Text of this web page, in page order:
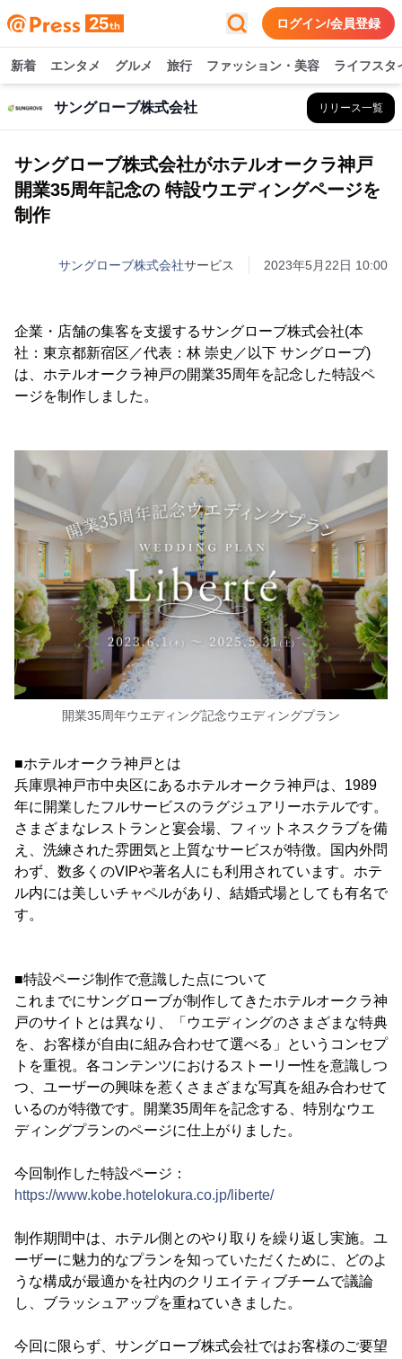
ログイン/会員登録
新着 エンタメ グルメ 旅行 ファッション・美容 ライフスタ
サングローブ株式会社 リリース一覧
サングローブ株式会社がホテルオークラ神戸
開業35周年記念の 特設ウエディングページを
制作
サングローブ株式会社サービス 2023年5月22日 10:00
企業・店舗の集客を支援するサングローブ株式会社(本
社：東京都新宿区／代表：林 崇史／以下 サングローブ)
は、ホテルオークラ神戸の開業35周年を記念した特設ペ
ージを制作しました。
開業35周年ウエディング記念ウエディングプラン
■ホテルオークラ神戸とは
兵庫県神戸市中央区にあるホテルオークラ神戸は、1989
年に開業したフルサービスのラグジュアリーホテルです。
さまざまなレストランと宴会場、フィットネスクラブを備
え、洗練された雰囲気と上質なサービスが特徴。国内外問
わず、数多くのVIPや著名人にも利用されています。ホテ
ル内には美しいチャペルがあり、結婚式場としても有名で
す。
■特設ページ制作で意識した点について
これまでにサングローブが制作してきたホテルオークラ神
戸のサイトとは異なり、「ウエディングのさまざまな特典
を、お客様が自由に組み合わせて選べる」というコンセプ
トを重視。各コンテンツにおけるストーリー性を意識しつ
つ、ユーザーの興味を惹くさまざまな写真を組み合わせて
いるのが特徴です。開業35周年を記念する、特別なウエ
ディングプランのページに仕上がりました。
今回制作した特設ページ：
https://www.kobe.hotelokura.co.jp/liberte/
制作期間中は、ホテル側とのやり取りを繰り返し実施。ユ
ーザーに魅力的なプランを知っていただくために、どのよ
うな構成が最適かを社内のクリエイティブチームで議論
し、ブラッシュアップを重ねていきました。
今回に限らず、サングローブ株式会社ではお客様のご要望